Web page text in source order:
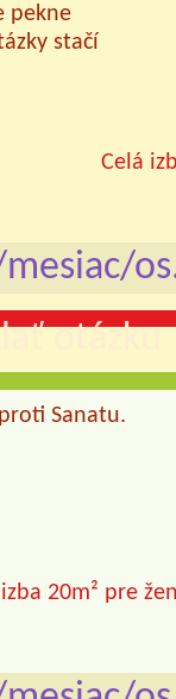
pekne
stačí
Celá
otázku
Sanatu.
izba 20m² pre